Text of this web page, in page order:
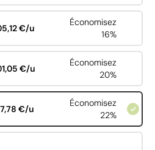
€/u
Économisez
16%
€/u
Économisez
20%
€/u
Économisez
22%